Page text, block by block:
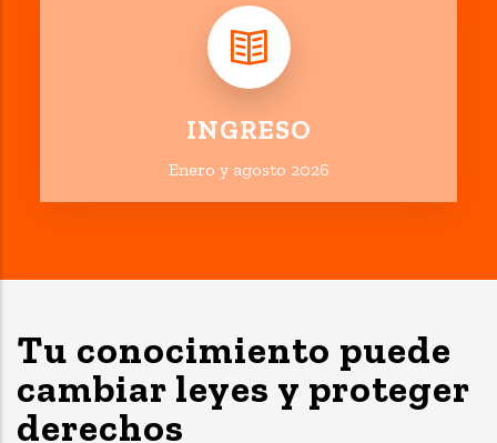
INGRESO
Enero y agosto 2026
Tu conocimiento puede
cambiar leyes y proteger
derechos